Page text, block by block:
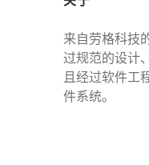
来自劳格科技
过规范的设计
且经过软件工
件系统。